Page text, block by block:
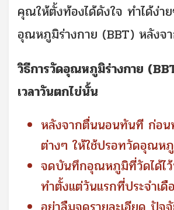
คุณให้ตั้งท้องได้ดังใจ ทำได้ง่า
อุณหภูมิร่างกาย (BBT) หลังจ
วิธีการวัดอุณหภูมิร่างกาย
เวลาวันตกไข่นั้น
หลังจากตื่นนอนทันที ก่อน
ต่างๆ ให้ใช้ปรอทวัดอุณห
จดบันทึกอุณหภูมิที่วัดได้ไ
ทำตั้งแต่วันแรกที่ประจำเดื